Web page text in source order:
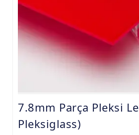
9.8mm Pleksi Levhalar
15mm Pleksi Levhalar
20mm Pleksi Levhalar
7.8mm Parça Pleksi
Pleksiglass)